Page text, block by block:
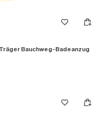
Bauchweg-Badeanzug